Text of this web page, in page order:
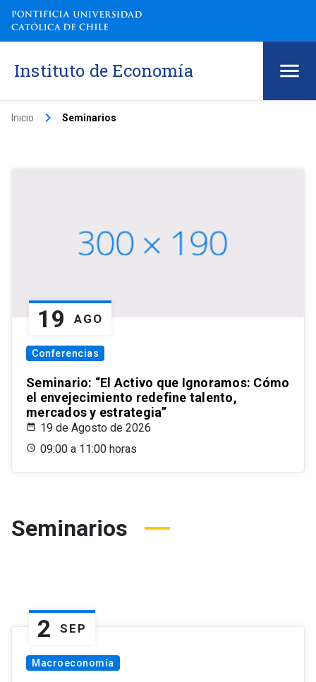
Instituto de Economía
Inicio keyboard_arrow_right Seminarios
19 AGO
Conferencias
Seminario: “El Activo que Ignoramos: Cómo
el envejecimiento redefine talento,
mercados y estrategia”
19 de Agosto de 2026
09:00 a 11:00 horas
Seminarios
2 SEP
Macroeconomía